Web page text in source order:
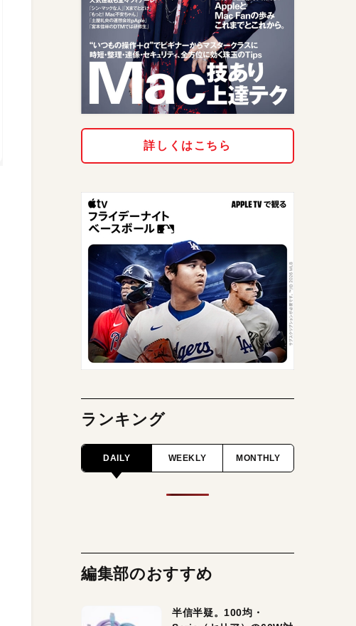
詳しくはこちら
ランキング
DAILY WEEKLY MONTHLY
編集部のおすすめ
半信半疑。100均・